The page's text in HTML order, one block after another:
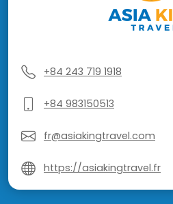
+84 243 719 1918
+84 983150513
fr@asiakingtravel.com
https://asiakingtravel.fr